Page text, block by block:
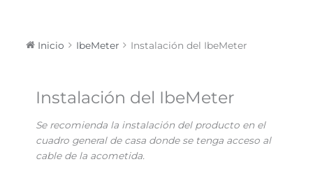
Inicio IbeMeter Instalación del IbeMeter
Instalación del IbeMeter
Se recomienda la instalación del producto en el
cuadro general de casa donde se tenga acceso al
cable de la acometida.
de